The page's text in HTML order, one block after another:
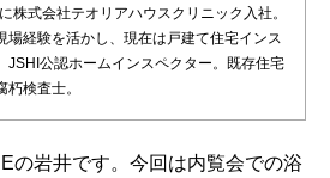
株式会社テオリアハウスクリニック入社。
場経験を活かし、現在は戸建て住宅インス
JSHI公認ホームインスペクター。既存住宅
検査士。
の岩井です。今回は内覧会での浴